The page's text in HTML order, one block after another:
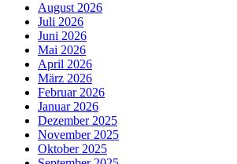
August 2026
Juli 2026
Juni 2026
Mai 2026
April 2026
März 2026
Februar 2026
Januar 2026
Dezember 2025
November 2025
Oktober 2025